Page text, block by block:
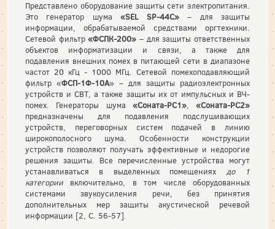
Представлено оборудование защиты сети электропитания.
Это генератор шума «SEL SP-44C» – для защиты
информации, обрабатываемой средствами оргтехники.
Сетевой фильтр«ФСПК-200»– для защиты ответственных
объектов информатизации и связи, а также для
подавления внешних помех в питающей сети в диапазоне
частот 20 кГц - 1000 МГц. Сетевой помехоподавляющий
фильтр «ФСП-1Ф-10А» – для защиты радиоэлектронных
устройств и СВТ, а также защиты их от импульсных и ВЧ-
помех. Генераторы шума «Соната-РС1», «Соната-РС2»
предназначены для подавления подслушивающих
устройств, переговорных систем подачей в линию
широкополосного шума. Особенности конструкции
устройств позволяют получать эффективные и недорогие
решения защиты. Все перечисленные устройства могут
устанавливаться в выделенных помещениях до 1
категории включительно, в том числе оборудованных
системами звукоусиления речи, без принятия
дополнительных мер защиты акустической речевой
информации [2, С. 56-57].